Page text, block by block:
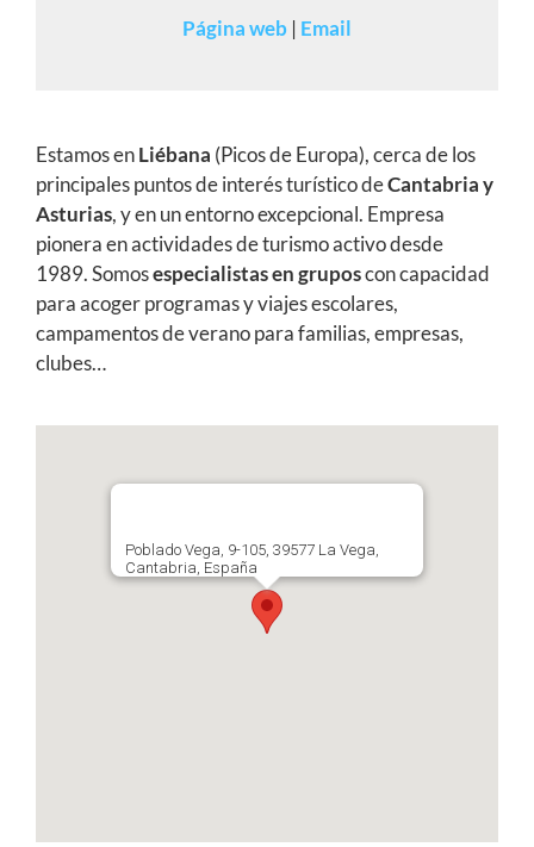
Página web | Email
Estamos enLiébana (Picos de Europa), cerca de los
principales puntos de interés turístico deCantabria y
Asturias, y en un entorno excepcional. Empresa
pionera en actividades de turismo activo desde
1989. Somosespecialistas en gruposcon capacidad
para acoger programas y viajes escolares,
campamentos de verano para familias, empresas,
clubes…
Poblado Vega, 9-105, 39577 La Vega,
Cantabria, España